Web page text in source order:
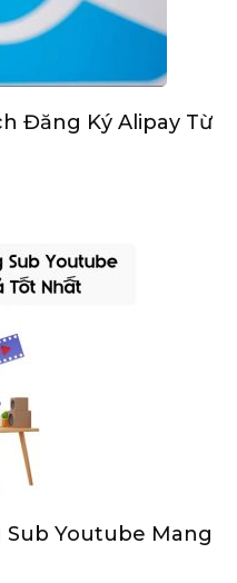
Đăng Ký Alipay Từ
Sub Youtube Mang